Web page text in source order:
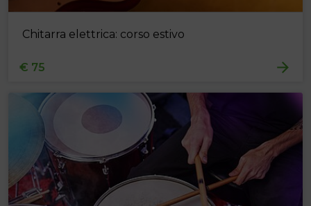
Chitarra elettrica: corso estivo
€ 75